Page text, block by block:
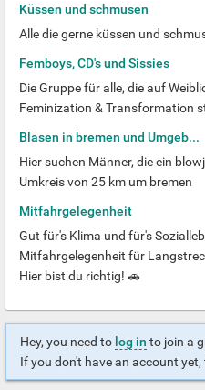
Küssen und schmusen
Alle die gerne küssen und
Femboys, CD's und Sissies
Die Gruppe für alle, die auf
Feminization & Transformation
Blasen in bremen und Umgeb...
Hier suchen Männer, die ein
Umkreis von 25 km um bremen
Mitfahrgelegenheit
Gut für's Klima und für's
Mitfahrgelegenheit für
Hier bist du richtig! 🚗
Hey, you need to log in to join a
If you don't have an account yet,